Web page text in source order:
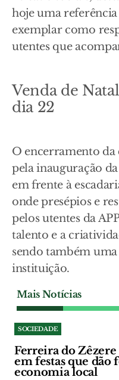
hoje uma
exemplar como
utentes que
Venda de
dia 22
O encerramento
pela inauguração
em frente à
onde presépios e
pelos utentes da
talento e a
sendo também
instituição.
Mais Notícias
SOCIEDADE
Ferreira do Zêzere
em festas que dão
economia local